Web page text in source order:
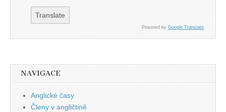
Powered by Google Translate.
NAVIGACE
Anglické časy
Členy v angličtině